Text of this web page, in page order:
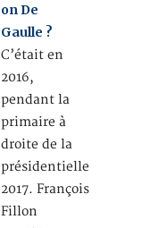
on De
Gaulle ?
C’était en
2016,
pendant la
primaire à
droite de la
présidentielle
2017. François
Fillon